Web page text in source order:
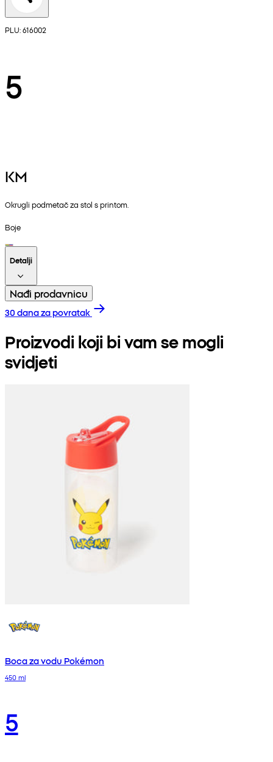
PLU: 616002
5
KM
Okrugli podmetač za stol s printom.
Boje
Detalji
Nađi prodavnicu
30 dana za povratak
Proizvodi koji bi vam se mogli
svidjeti
Boca za vodu Pokémon
450 ml
5